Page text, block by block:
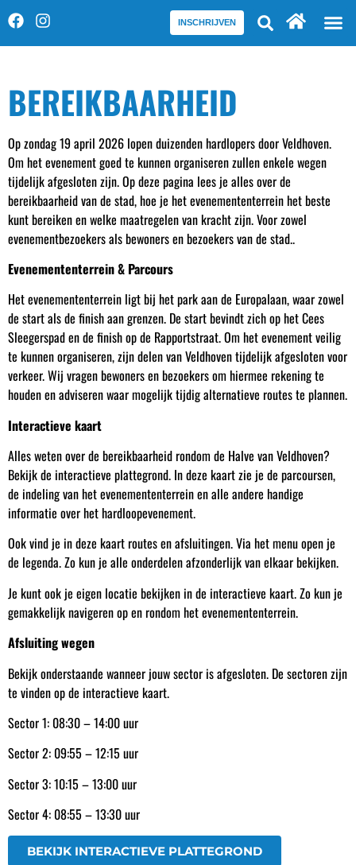
INSCHRIJVEN
BEREIKBAARHEID
Op zondag 19 april 2026 lopen duizenden hardlopers door Veldhoven.
Om het evenement goed te kunnen organiseren zullen enkele wegen
tijdelijk afgesloten zijn. Op deze pagina lees je alles over de
bereikbaarheid van de stad, hoe je het evenemententerrein het beste
kunt bereiken en welke maatregelen van kracht zijn. Voor zowel
evenementbezoekers als bewoners en bezoekers van de stad..
Evenemententerrein & Parcours
Het evenemententerrein ligt bij het park aan de Europalaan, waar zowel
de start als de finish aan grenzen. De start bevindt zich op het Cees
Sleegerspad en de finish op de Rapportstraat.Om het evenement veilig
te kunnen organiseren, zijn delen van Veldhoven tijdelijk afgesloten voor
verkeer. Wij vragen bewoners en bezoekers om hiermee rekening te
houden en adviseren waar mogelijk tijdig alternatieve routes te plannen.
Interactieve kaart
Alles weten over de bereikbaarheid rondom de Halve van Veldhoven?
Bekijk de interactieve plattegrond. In deze kaart zie je de parcoursen,
de indeling van het evenemententerrein en alle andere handige
informatie over het hardloopevenement.
Ook vind je in deze kaart routes en afsluitingen. Via het menu open je
de legenda. Zo kun je alle onderdelen afzonderlijk van elkaar bekijken.
Je kunt ook je eigen locatie bekijken in de interactieve kaart. Zo kun je
gemakkelijk navigeren op en rondom het evenemententerrein.
Afsluiting wegen
Bekijk onderstaande wanneer jouw sector is afgesloten. De sectoren zijn
te vinden op de interactieve kaart.
Sector 1: 08:30 – 14:00 uur
Sector 2: 09:55 – 12:15 uur
Sector 3: 10:15 – 13:00 uur
Sector 4: 08:55 – 13:30 uur
BEKIJK INTERACTIEVE PLATTEGROND